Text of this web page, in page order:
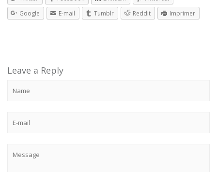
Google
E-mail Tumblr Reddit Imprimer
Leave a Reply